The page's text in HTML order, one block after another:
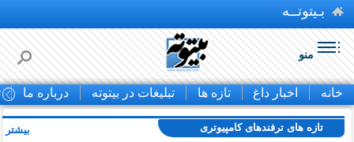
بـیتوتــه
منو
خانه اخبار داغ تازه ها تبلیغات در بیتوته درباره ما
تازه های ترفندهای کامپیوتری بیشتر